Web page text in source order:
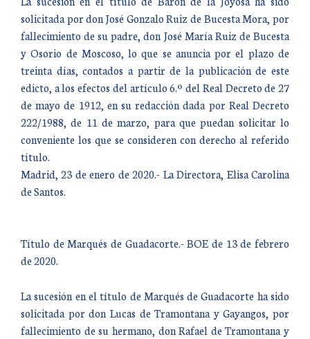
solicitada por don José Gonzalo Ruiz de Bucesta Mora, por
fallecimiento de su padre, don José María Ruiz de Bucesta
y Osorio de Moscoso, lo que se anuncia por el plazo de
treinta días, contados a partir de la publicación de este
edicto, a los efectos del artículo 6.º del Real Decreto de 27
de mayo de 1912, en su redacción dada por Real Decreto
222/1988, de 11 de marzo, para que puedan solicitar lo
conveniente los que se consideren con derecho al referido
título.
Madrid, 23 de enero de 2020.- La Directora, Elisa Carolina
de Santos.
Título de Marqués de Guadacorte.- BOE de 13 de febrero
de 2020.
La sucesión en el título de Marqués de Guadacorte ha sido
solicitada por don Lucas de Tramontana y Gayangos, por
fallecimiento de su hermano, don Rafael de Tramontana y